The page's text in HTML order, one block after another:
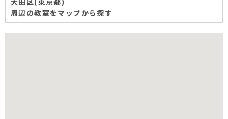
周辺の教室をマップから探す